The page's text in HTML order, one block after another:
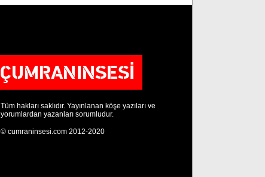
Tüm hakları saklıdır. Yayınlanan köşe yazıları ve
yorumlardan yazanları sorumludur.
© cumraninsesi.com 2012-2020